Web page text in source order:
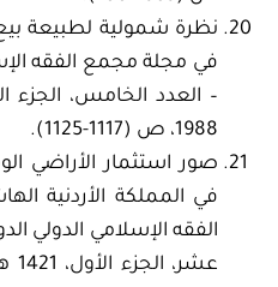
نظرة شمولية لطبيعة بيع
في مجلة مجمع الفقه
1988، ص (1117-1125).
صور استثمار الأراضي
في المملكة الأردنية
الفقه الإسلامي الدولي